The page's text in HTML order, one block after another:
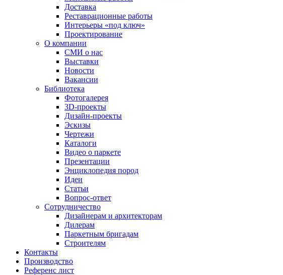
Доставка
Реставрационные работы
Интерьеры «под ключ»
Проектирование
О компании
СМИ о нас
Выставки
Новости
Вакансии
Библиотека
Фотогалерея
3D-проекты
Дизайн-проекты
Эскизы
Чертежи
Каталоги
Видео о паркете
Презентации
Энциклопедия пород
Идеи
Статьи
Вопрос-ответ
Сотрудничество
Дизайнерам и архитекторам
Дилерам
Паркетным бригадам
Строителям
Контакты
Производство
Референс лист